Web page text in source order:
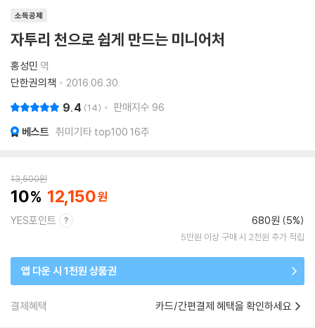
소득공제
자투리 천으로 쉽게 만드는 미니어처
홍성민 역
단한권의책
2016.06.30.
9.4 14 판매지수 96
베스트 취미기타 top100 16주
13,500원
10 12,150
YES포인트 680원 (5%)
5만원 이상 구매 시 2천원 추가 적립
앱 다운 시 1천원 상품권
결제혜택 카드/간편결제 혜택을 확인하세요